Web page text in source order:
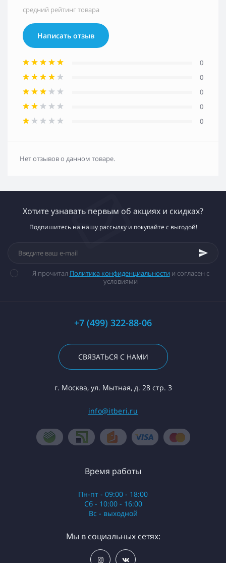
средний рейтинг товара
Написать отзыв
0
0
0
0
0
Нет отзывов о данном товаре.
Хотите узнавать первым об акциях и скидках?
Подпишитесь на нашу рассылку и покупайте с выгодой!
Я прочитал Политика конфиденциальности и согласен с
условиями
+7 (499) 322-88-06
СВЯЗАТЬСЯ С НАМИ
г. Москва, ул. Мытная, д. 28 стр. 3
info@itberi.ru
Время работы
Пн-пт - 09:00 - 18:00
Сб - 10:00 - 16:00
Вс - выходной
Мы в социальных сетях: